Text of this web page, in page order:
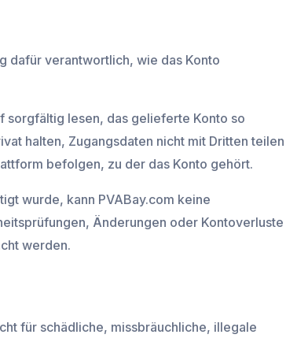
dafür verantwortlich, wie das Konto
sorgfältig lesen, das gelieferte Konto so
halten, Zugangsdaten nicht mit Dritten teilen
befolgen, zu der das Konto gehört.
wurde, kann PVABay.com keine
Änderungen oder Kontoverluste
werden.
für schädliche, missbräuchliche, illegale